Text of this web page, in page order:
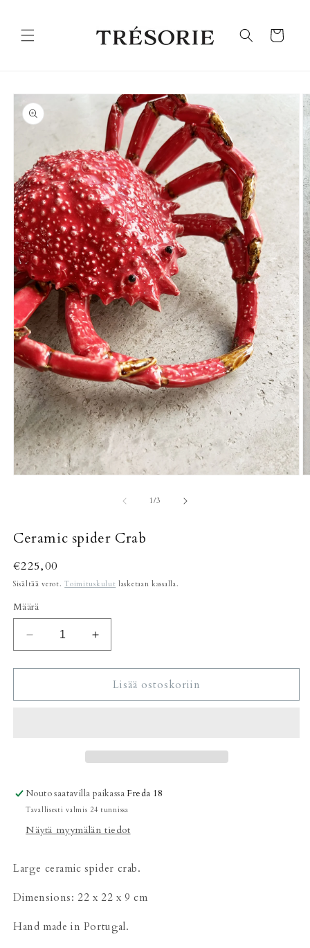
sisältöön
Ostoskori
tuotetietoihin
1//3
Ceramic spider Crab
Normaalihinta
€225,00
Sisältää verot.Toimituskulut lasketaan kassalla.
Määrä
Vähennä
tuotteen
Ceramic
Crab
Lisää
tuotteen
Ceramic
spider
Crab
Lisää ostoskoriin
Nouto saatavilla paikassa Freda 18
Tavallisesti valmis 24 tunnissa
Näytä myymälän tiedot
Large ceramic spider crab.
Dimensions: 22 x 22 x 9 cm
Hand made in Portugal.